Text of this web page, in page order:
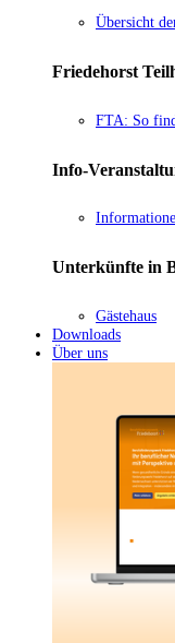
Übersicht
Friedehorst
FTA: So
Info-
Unterkünfte in
Gästehaus
Downloads
Über uns